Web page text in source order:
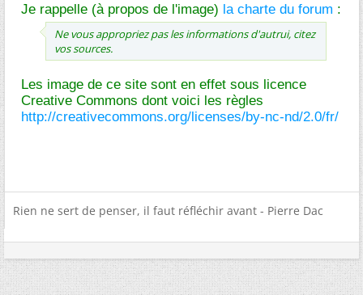
Je rappelle (à propos de l'image) la charte du forum :
Ne vous appropriez pas les informations d'autrui, citez
vos sources.
Les image de ce site sont en effet sous licence
Creative Commons dont voici les règles
http://creativecommons.org/licenses/by-nc-nd/2.0/fr/
Rien ne sert de penser, il faut réfléchir avant - Pierre Dac